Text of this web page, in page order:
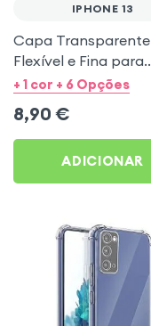
IPHONE 13
Capa Transparente
Flexível e Fina para
iPhone 13 - Mayaxess
+ 1 cor + 6 Opções
8,90 €
ADICIONAR